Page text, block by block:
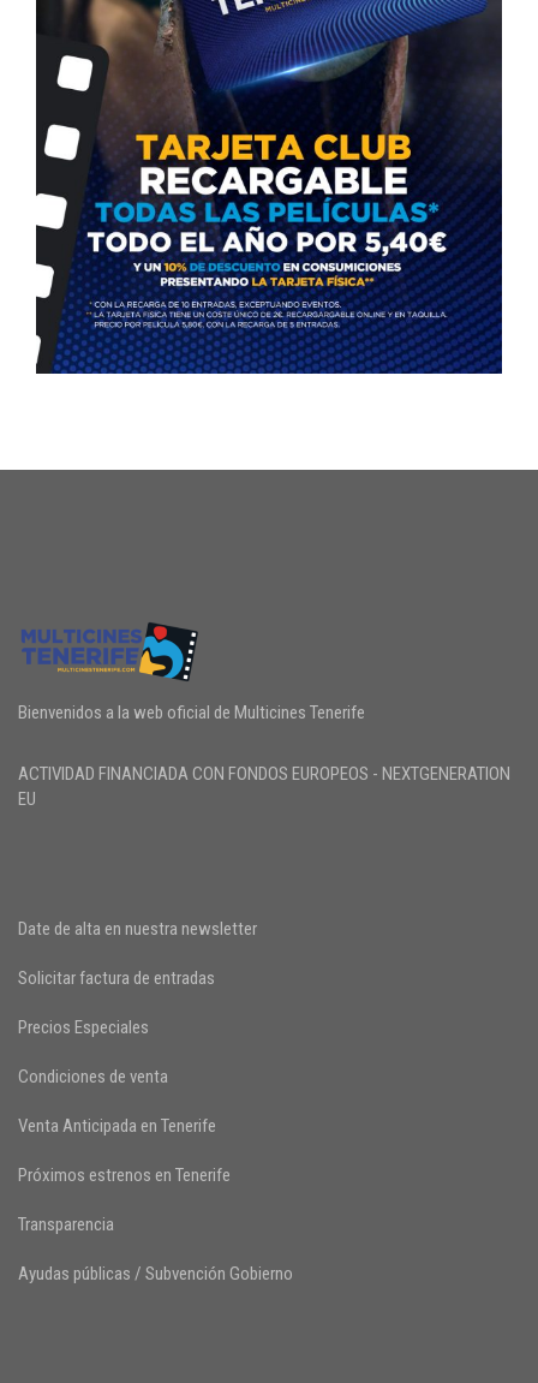
Bienvenidos a la web oficial de Multicines Tenerife
ACTIVIDAD FINANCIADA CON FONDOS EUROPEOS - NEXTGENERATION
EU
Date de alta en nuestra newsletter
Solicitar factura de entradas
Precios Especiales
Condiciones de venta
Venta Anticipada en Tenerife
Próximos estrenos en Tenerife
Transparencia
Ayudas públicas / Subvención Gobierno